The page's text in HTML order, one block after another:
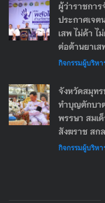
ผู้ว่าราชกา
ประกาศเจต
เสพ ไม่ค้า ไ
ต่อต้านยาเ
กิจกรรมผู้บริหา
จังหวัดสมุท
ทำบุญตักบา
พรรษา สมเ
สังฆราช สก
กิจกรรมผู้บริหา